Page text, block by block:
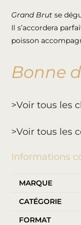
Grand Brut se
Il s’accordera
poisson
Bonne
>Voir tous les
>Voir tous les
Informations
MARQUE
CATÉGORIE
FORMAT